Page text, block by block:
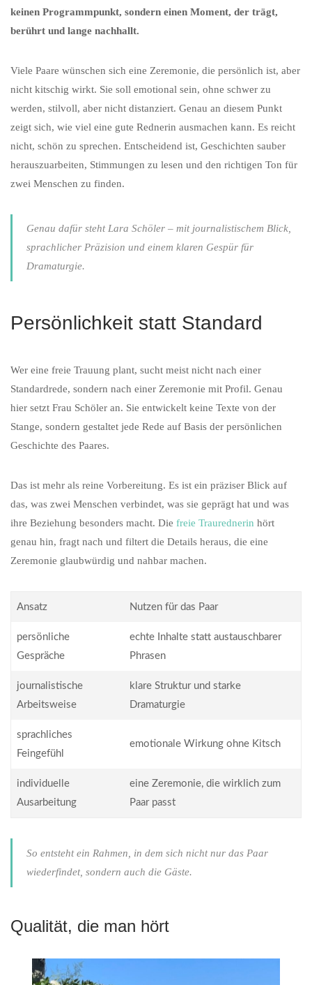
keinen Programmpunkt, sondern einen Moment, der trägt,
berührt und lange nachhallt.
Viele Paare wünschen sich eine Zeremonie, die persönlich ist, aber
nicht kitschig wirkt. Sie soll emotional sein, ohne schwer zu
werden, stilvoll, aber nicht distanziert. Genau an diesem Punkt
zeigt sich, wie viel eine gute Rednerin ausmachen kann. Es reicht
nicht, schön zu sprechen. Entscheidend ist, Geschichten sauber
herauszuarbeiten, Stimmungen zu lesen und den richtigen Ton für
zwei Menschen zu finden.
Genau dafür steht Lara Schöler – mit journalistischem Blick,
sprachlicher Präzision und einem klaren Gespür für
Dramaturgie.
Persönlichkeit statt Standard
Wer eine freie Trauung plant, sucht meist nicht nach einer
Standardrede, sondern nach einer Zeremonie mit Profil. Genau
hier setzt Frau Schöler an. Sie entwickelt keine Texte von der
Stange, sondern gestaltet jede Rede auf Basis der persönlichen
Geschichte des Paares.
Das ist mehr als reine Vorbereitung. Es ist ein präziser Blick auf
das, was zwei Menschen verbindet, was sie geprägt hat und was
ihre Beziehung besonders macht. Die freie Traurednerin hört
genau hin, fragt nach und filtert die Details heraus, die eine
Zeremonie glaubwürdig und nahbar machen.
Ansatz Nutzen für das Paar
persönliche
Gespräche
echte Inhalte statt austauschbarer
Phrasen
journalistische
Arbeitsweise
klare Struktur und starke
Dramaturgie
sprachliches
Feingefühl
emotionale Wirkung ohne Kitsch
individuelle
Ausarbeitung
eine Zeremonie, die wirklich zum
Paar passt
So entsteht ein Rahmen, in dem sich nicht nur das Paar
wiederfindet, sondern auch die Gäste.
Qualität, die man hört